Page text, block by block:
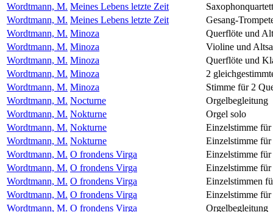
Wordtmann, M. Meines Lebens letzte Zeit
Wordtmann, M. Meines Lebens letzte Zeit
Gesang-
Wordtmann, M. Minoza
Querflöte und
Wordtmann, M. Minoza
Violine und
Wordtmann, M. Minoza
Querflöte und
Wordtmann, M. Minoza
2
Wordtmann, M. Minoza
Stimme für 2
Wordtmann, M. Nocturne
Orgelbegleitung
Wordtmann, M. Nokturne
Orgel solo
Wordtmann, M. Nokturne
Einzelstimme
Wordtmann, M. Nokturne
Einzelstimme
Wordtmann, M. O frondens Virga
Einzelstimme
Wordtmann, M. O frondens Virga
Einzelstimme
Wordtmann, M. O frondens Virga
Einzelstimmen
Wordtmann, M. O frondens Virga
Einzelstimme
Wordtmann, M. O frondens Virga Orgelbegleitung